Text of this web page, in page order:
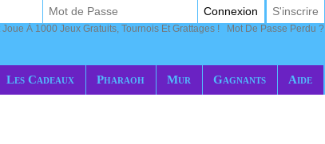
Les Cadeaux Pharaoh Mur Gagnants Aide
Connexion S'inscrire
Joue À 1000 Jeux Gratuits, Tournois Et Grattages ! Mot De Passe Perdu ?